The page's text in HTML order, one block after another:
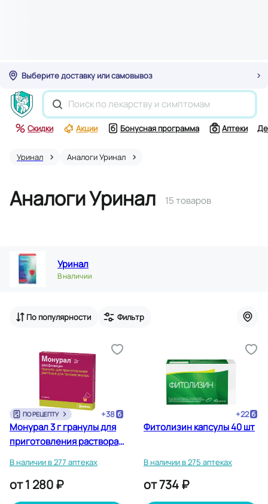
Выберите доставку или самовывоз
Скидки Акции Бонусная программа Аптеки
Уринал Аналоги Уринал
Аналоги Уринал 15 товаров
Уринал
В наличии
По популярности Фильтр
ПО РЕЦЕПТУ +38
Монурал 3 г гранулы для
приготовления раствора
пакетики 2 шт
В наличии в 277 аптеках
от1 280 ₽
+22
Фитолизин капсулы 40 шт
В наличии в 275 аптеках
от734 ₽